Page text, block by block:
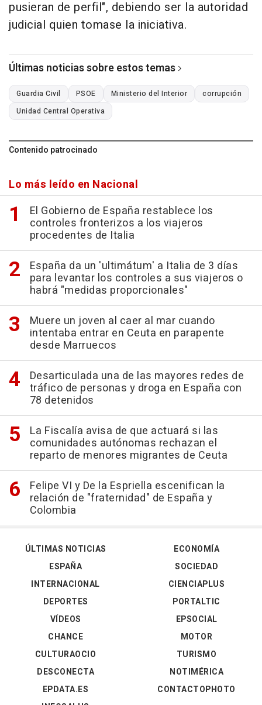
pusieran de perfil", debiendo ser la autoridad
judicial quien tomase la iniciativa.
Últimas noticias sobre estos temas
Guardia Civil PSOE Ministerio del Interior
corrupción
Unidad Central Operativa
Contenido patrocinado
Lo más leído en Nacional
El Gobierno de España restablece los
controles fronterizos a los viajeros
procedentes de Italia
España da un 'ultimátum' a Italia de 3 días
para levantar los controles a sus viajeros o
habrá "medidas proporcionales"
Muere un joven al caer al mar cuando
intentaba entrar en Ceuta en parapente
desde Marruecos
Desarticulada una de las mayores redes de
tráfico de personas y droga en España con
78 detenidos
La Fiscalía avisa de que actuará si las
comunidades autónomas rechazan el
reparto de menores migrantes de Ceuta
Felipe VI y De la Espriella escenifican la
relación de "fraternidad" de España y
Colombia
ÚLTIMAS NOTICIAS
ESPAÑA
INTERNACIONAL
DEPORTES
VÍDEOS
ECONOMÍA
SOCIEDAD
CIENCIAPLUS
PORTALTIC
EPSOCIAL
CHANCE
CULTURAOCIO
DESCONECTA
EPDATA.ES
MOTOR
TURISMO
NOTIMÉRICA
CONTACTOPHOTO